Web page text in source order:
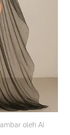
oleh AI